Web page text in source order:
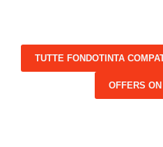
TUTTE FONDOTINTA
OFFERS